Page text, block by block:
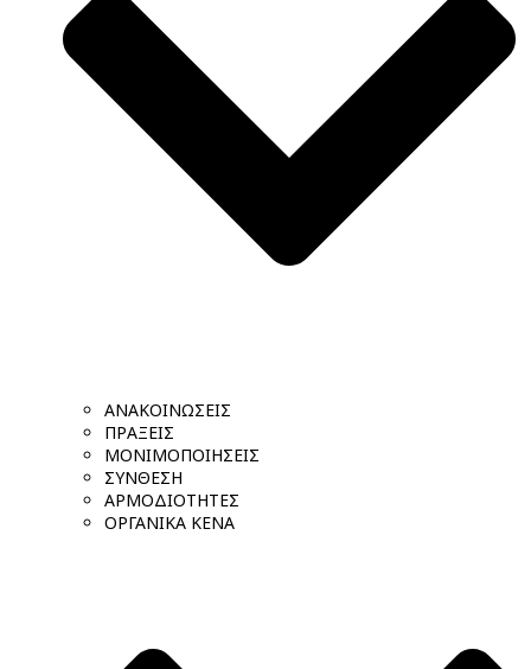
ΑΝΑΚΟΙΝΩΣΕΙΣ
ΠΡΑΞΕΙΣ
ΜΟΝΙΜΟΠΟΙΗΣΕΙΣ
ΣΥΝΘΕΣΗ
ΑΡΜΟΔΙΟΤΗΤΕΣ
ΟΡΓΑΝΙΚΑ ΚΕΝΑ